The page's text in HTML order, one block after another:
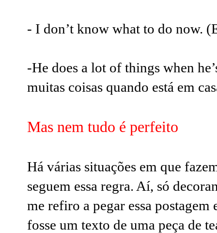
- I don’t know what to do now.
-He does a lot of things when
muitas coisas quando está em
Mas nem tudo é perfeito
Há várias situações em que
seguem essa regra. Aí, só
me refiro a pegar essa
fosse um texto de uma peça de